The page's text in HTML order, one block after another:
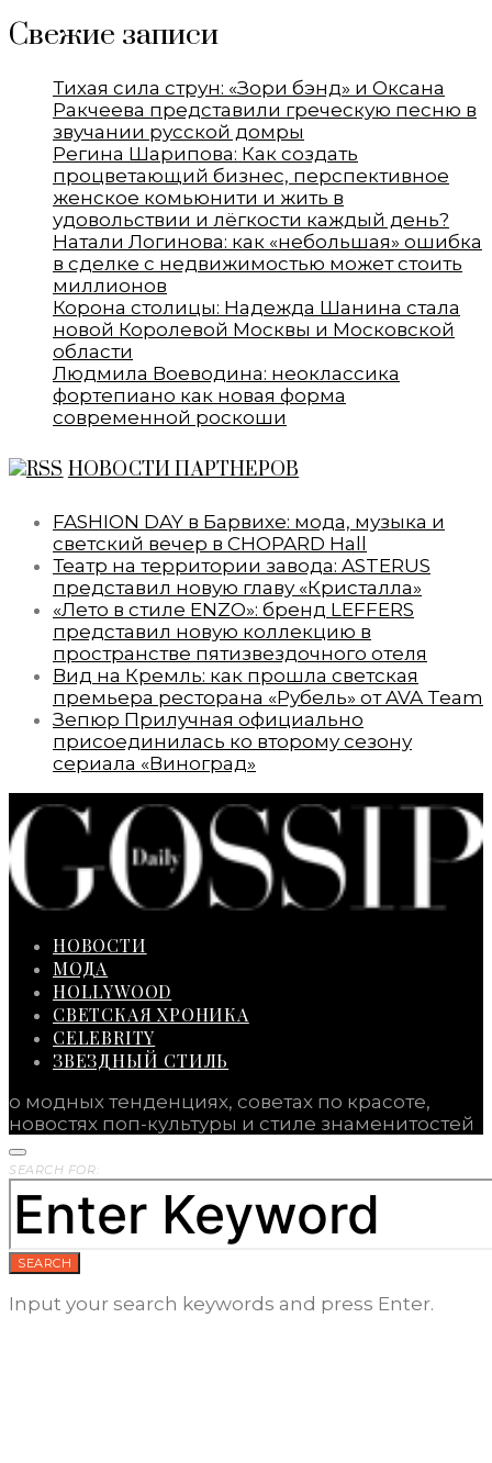
Свежие записи
Тихая сила струн: «Зори бэнд» и Оксана
Ракчеева представили греческую песню в
звучании русской домры
Регина Шарипова: Как создать
процветающий бизнес, перспективное
женское комьюнити и жить в
удовольствии и лёгкости каждый день?
Натали Логинова: как «небольшая» ошибка
в сделке с недвижимостью может стоить
миллионов
Корона столицы: Надежда Шанина стала
новой Королевой Москвы и Московской
области
Людмила Воеводина: неоклассика
фортепиано как новая форма
современной роскоши
НОВОСТИ ПАРТНЕРОВ
FASHION DAY в Барвихе: мода, музыка и
светский вечер в CHOPARD Hall
Театр на территории завода: ASTERUS
представил новую главу «Кристалла»
«Лето в стиле ENZO»: бренд LEFFERS
представил новую коллекцию в
пространстве пятизвездочного отеля
Вид на Кремль: как прошла светская
премьера ресторана «Рубель» от AVA Team
Зепюр Прилучная официально
присоединилась ко второму сезону
сериала «Виноград»
НОВОСТИ
МОДА
HOLLYWOOD
СВЕТСКАЯ ХРОНИКА
CELEBRITY
ЗВЕЗДНЫЙ СТИЛЬ
о модных тенденциях, советах по красоте,
новостях поп-культуры и стиле знаменитостей
SEARCH FOR:
SEARCH
Input your search keywords and press Enter.